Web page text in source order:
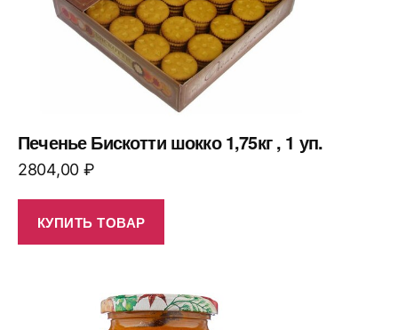
Печенье Бискотти шокко 1,75кг , 1 уп.
2804,00 ₽
КУПИТЬ ТОВАР